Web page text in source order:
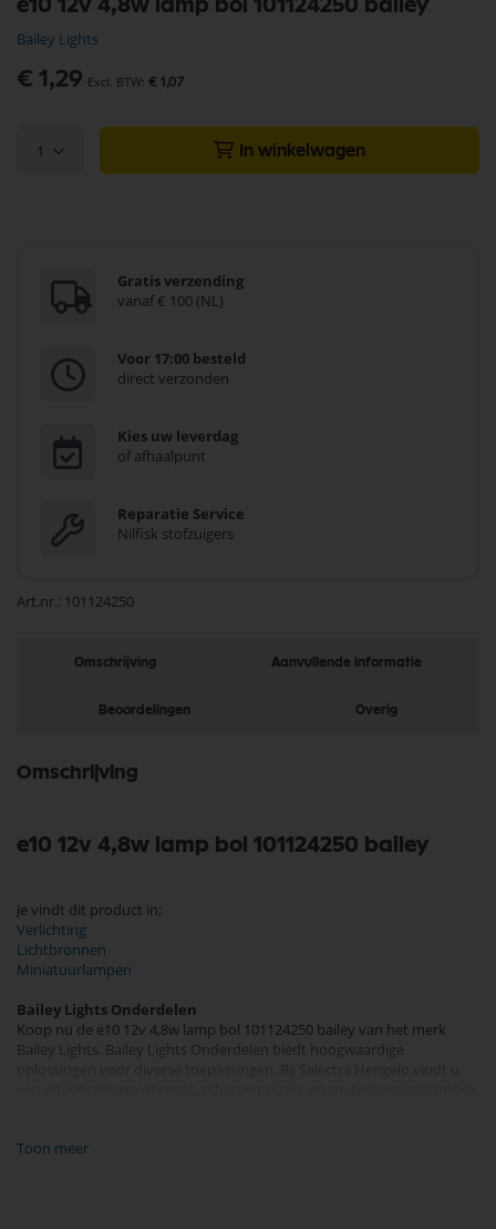
e10 12v 4,8w lamp bol 101124250 bailey
Bailey Lights
€ 1,29 € 1,07
1 In winkelwagen
Gratis verzending
vanaf € 100 (NL)
Voor 17:00 besteld
direct verzonden
Kies uw leverdag
of afhaalpunt
Reparatie Service
Nilfisk stofzuigers
Art.nr. 101124250
naar
het
begin
van
de
Omschrijving Aanvullende informatie
Beoordelingen Overig
Omschrijving
e10 12v 4,8w lamp bol 101124250 bailey
Je vindt dit product in;
Verlichting
Lichtbronnen
Miniatuurlampen
Bailey Lights Onderdelen
Koop nu de e10 12v 4,8w lamp bol 101124250 bailey van het merk
Bailey Lights. Bailey Lights Onderdelen biedt hoogwaardige
Toon meer